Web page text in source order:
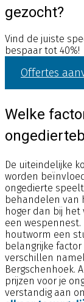
gezocht?
Vind de juiste
bespaar tot 40%!
Offertes
Welke
De uiteindelijke
worden
ongedierte
behandelen van
hoger dan bij
een
houtworm een
belangrijke
verschillen
Bergschenhoek.
prijzen voor je
verstandig aan